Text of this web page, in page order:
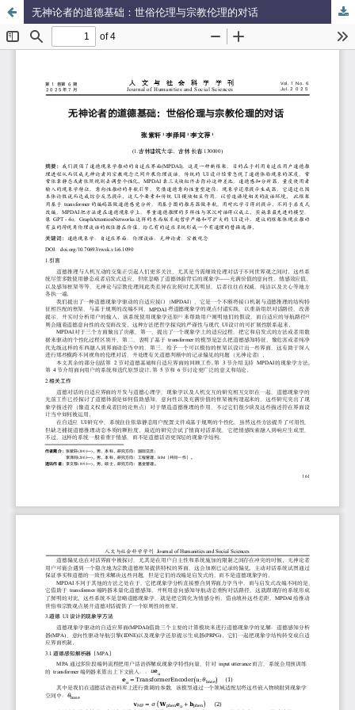
无神论者的道德基础：世俗伦理与宗教伦理的对话